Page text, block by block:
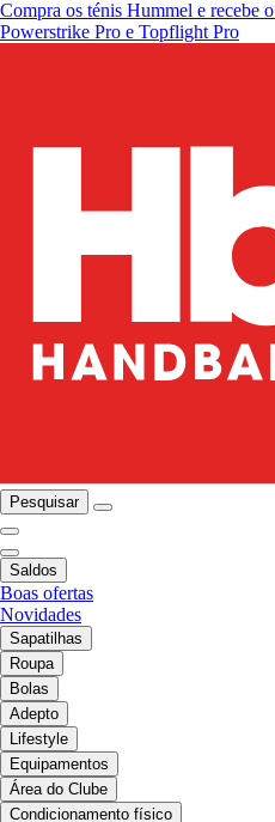
Compra os ténis Hummel e recebe o
Powerstrike Pro e Topflight Pro
Pesquisar
Saldos
Boas ofertas
Novidades
Sapatilhas
Roupa
Bolas
Adepto
Lifestyle
Equipamentos
Área do Clube
Condicionamento físico